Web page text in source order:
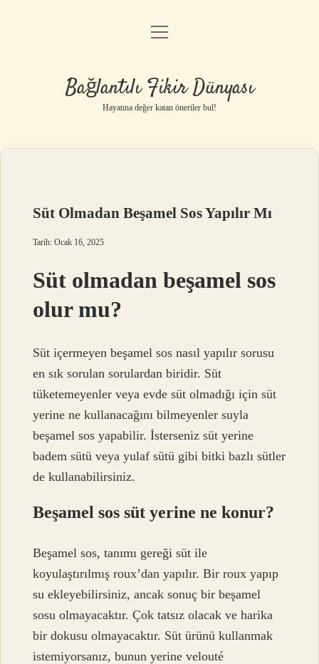
Anasayfa
Yasal Uyarı
menüyü
Bağlantılı Fikir Dünyası
Hayatına değer katan öneriler bul!
Süt Olmadan Beşamel Sos Yapılır Mı
Tarih: Ocak 16, 2025
Süt olmadan beşamel sos
olur mu?
Süt içermeyen beşamel sos nasıl yapılır sorusu
en sık sorulan sorulardan biridir. Süt
tüketemeyenler veya evde süt olmadığı için süt
yerine ne kullanacağını bilmeyenler suyla
beşamel sos yapabilir. İsterseniz süt yerine
badem sütü veya yulaf sütü gibi bitki bazlı sütler
de kullanabilirsiniz.
Beşamel sos süt yerine ne konur?
Beşamel sos, tanımı gereği süt ile
koyulaştırılmış roux’dan yapılır. Bir roux yapıp
su ekleyebilirsiniz, ancak sonuç bir beşamel
sosu olmayacaktır. Çok tatsız olacak ve harika
bir dokusu olmayacaktır. Süt ürünü kullanmak
istemiyorsanız, bunun yerine velouté